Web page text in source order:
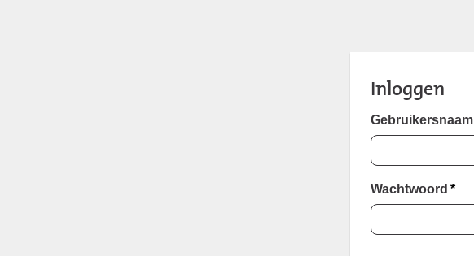
Inloggen
Gebruikersnaam
Wachtwoord *